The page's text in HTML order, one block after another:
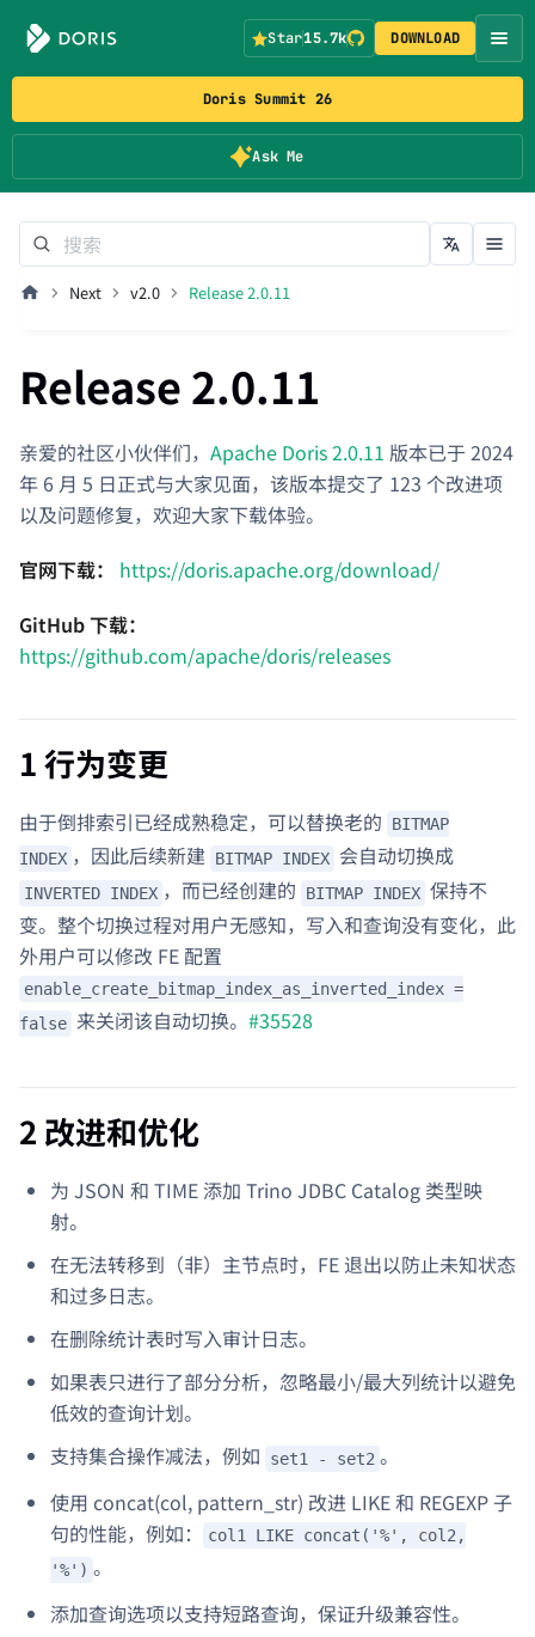
Doris Summit 26
Ask Me
Star15.7k DOWNLOAD
Next v2.0 Release 2.0.11
Release 2.0.11
亲爱的社区小伙伴们， Apache Doris 2.0.11 版本已于 2024
年 6 月 5 日正式与大家见面，该版本提交了 123 个改进项
以及问题修复，欢迎大家下载体验。
官网下载：
https://doris.apache.org/download/
GitHub 下载：
https://github.com/apache/doris/releases
1 行为变更
由于倒排索引已经成熟稳定，可以替换老的
BITMAP
INDEX ，因此后续新建 BITMAP INDEX 会自动切换成
INVERTED INDEX ，而已经创建的 BITMAP INDEX 保持不
变。整个切换过程对用户无感知，写入和查询没有变化，此
外用户可以修改 FE 配置
enable_create_bitmap_index_as_inverted_index =
false 来关闭该自动切换。 #35528
2 改进和优化
为 JSON 和 TIME 添加 Trino JDBC Catalog 类型映
射。
在无法转移到（非）主节点时，FE 退出以防止未知状态
和过多日志。
在删除统计表时写入审计日志。
如果表只进行了部分分析，忽略最小/最大列统计以避免
低效的查询计划。
支持集合操作减法，例如
set1 - set2 。
使用 concat(col, pattern_str) 改进 LIKE 和 REGEXP 子
句的性能，例如：
col1 LIKE concat('%', col2,
'%') 。
添加查询选项以支持短路查询，保证升级兼容性。